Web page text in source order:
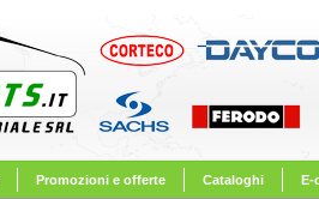
Promozioni e offerte Cataloghi E-